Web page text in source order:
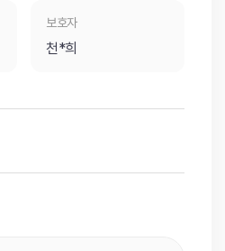
보호자
천*희